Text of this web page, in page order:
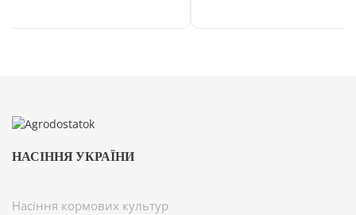
НАСІННЯ УКРАЇНИ
Насіння кормових культур